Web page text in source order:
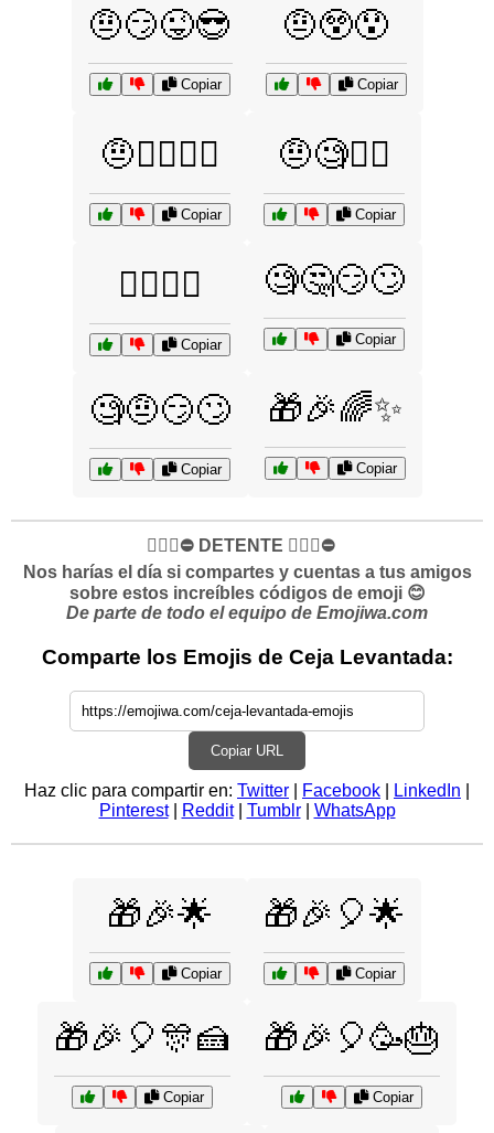
🤨😏😜😎
Copiar
🤨😲😯
Copiar
🤨🤷‍♂️🤷‍♀️
Copiar
🤨🧐🕵️‍♂️
Copiar
🤷‍♂️🤷‍♀️
Copiar
🧐🤔😏🙄
Copiar
🧐🤨😏🙄
Copiar
🎁🎉🌈✨
Copiar
✋🏻🛑⛔️ DETENTE ✋🏻🛑⛔️
Nos harías el día si compartes y cuentas a tus amigos
sobre estos increíbles códigos de emoji 😊
De parte de todo el equipo de Emojiwa.com
Comparte los Emojis de Ceja Levantada:
Copiar URL
Haz clic para compartir en: Twitter Facebook LinkedIn
Pinterest| Reddit| Tumblr| WhatsApp
🎁🎉🌟
Copiar
🎁🎉🎈🌟
Copiar
🎁🎉🎈🎊🍰
Copiar
🎁🎉🎈🥳🎂
Copiar